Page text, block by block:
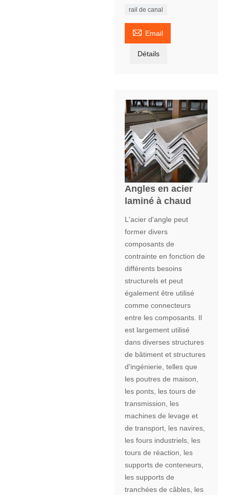
rail de canal
 Email
Détails
Angles en acier
laminé à chaud
L'acier d'angle peut
former divers
composants de
contrainte en fonction de
différents besoins
structurels et peut
également être utilisé
comme connecteurs
entre les composants. Il
est largement utilisé
dans diverses structures
de bâtiment et structures
d'ingénierie, telles que
les poutres de maison,
les ponts, les tours de
transmission, les
machines de levage et
de transport, les navires,
les fours industriels, les
tours de réaction, les
supports de conteneurs,
les supports de
tranchées de câbles, les